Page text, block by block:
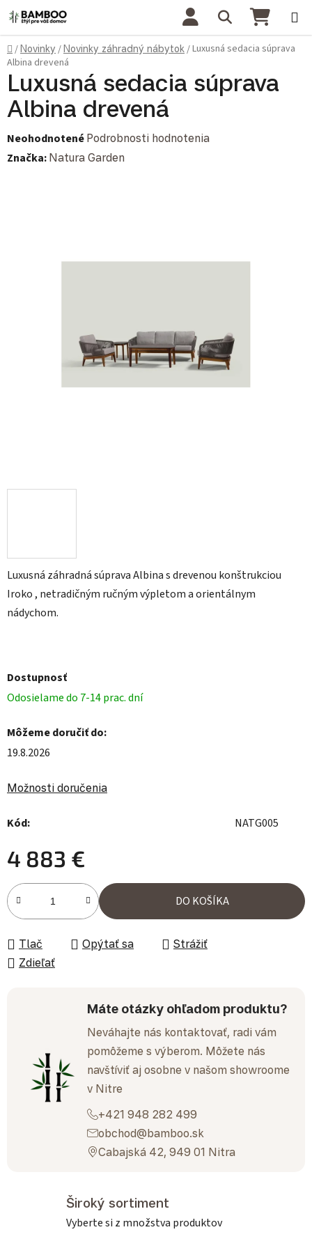
Prejsť na obsah Hľadať
Domov
/Novinky /Novinky záhradný nábytok /Luxusná sedacia súprava
Albina drevená
Luxusná záhradná súprava Albina s drevenou konštrukciou
Iroko , netradičným ručným výpletom a orientálnym
nádychom.
Dostupnosť
Odosielame do 7-14 prac. dní
Môžeme doručiť do:
19.8.2026
Možnosti doručenia
Kód: NATG005
4 883 €
Jednotková cena:
DO KOŠÍKA
Tlač Opýtať sa
Strážiť
Zdieľať
Máte otázky ohľadom produktu?
Neváhajte nás kontaktovať, radi vám
pomôžeme s výberom. Môžete nás
navštíviť aj osobne v našom showroome
v Nitre
+421 948 282 499
obchod@bamboo.sk
Cabajská 42, 949 01 Nitra
Luxusná sedacia súprava
Albina drevená
Priemerné hodnotenie produktu je 0,0 z 5 hviezdičiek.
Neohodnotené Podrobnosti hodnotenia
Značka: Natura Garden
Široký sortiment
Vyberte si z množstva produktov